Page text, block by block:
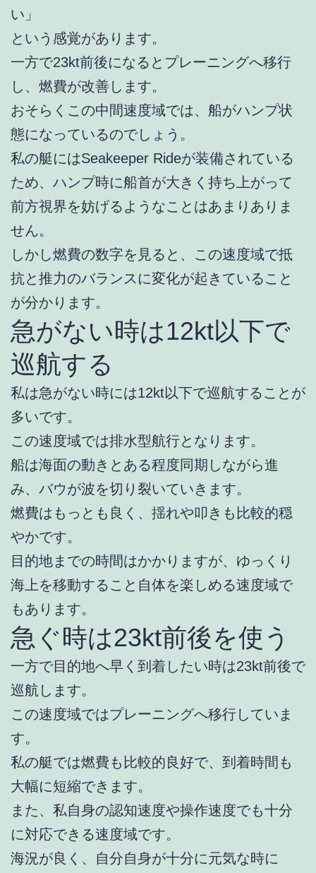
い」
という感覚があります。
一方で23kt前後になるとプレーニングへ移行
し、燃費が改善します。
おそらくこの中間速度域では、船がハンプ状
態になっているのでしょう。
私の艇にはSeakeeper Rideが装備されている
ため、ハンプ時に船首が大きく持ち上がって
前方視界を妨げるようなことはあまりありま
せん。
しかし燃費の数字を見ると、この速度域で抵
抗と推力のバランスに変化が起きていること
が分かります。
急がない時は12kt以下で
巡航する
私は急がない時には12kt以下で巡航することが
多いです。
この速度域では排水型航行となります。
船は海面の動きとある程度同期しながら進
み、バウが波を切り裂いていきます。
燃費はもっとも良く、揺れや叩きも比較的穏
やかです。
目的地までの時間はかかりますが、ゆっくり
海上を移動すること自体を楽しめる速度域で
もあります。
急ぐ時は23kt前後を使う
一方で目的地へ早く到着したい時は23kt前後で
巡航します。
この速度域ではプレーニングへ移行していま
す。
私の艇では燃費も比較的良好で、到着時間も
大幅に短縮できます。
また、私自身の認知速度や操作速度でも十分
に対応できる速度域です。
海況が良く、自分自身が十分に元気な時に